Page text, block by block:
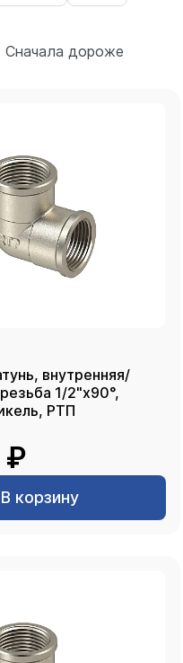
Сначала дороже
внутренняя/
1/2"х90°,
РТП
₽
В корзину